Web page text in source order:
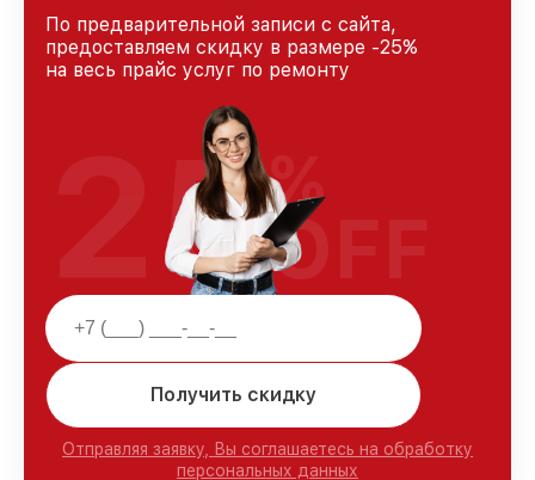
По предварительной записи с сайта,
предоставляем скидку в размере -25%
на весь прайс услуг по ремонту
Получить скидку
Отправляя заявку, Вы соглашаетесь на обработку
персональных данных
25%
OFF